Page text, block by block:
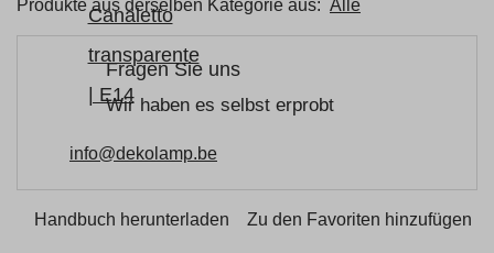
Produkte aus derselben Kategorie aus: Alle
Fragen Sie uns
Wir haben es selbst erprobt
info@dekolamp.be
Handbuch herunterladen Zu den Favoriten hinzufügen